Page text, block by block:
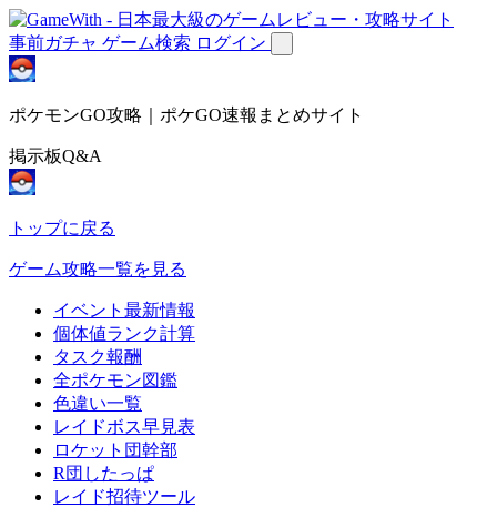
事前ガチャ ゲーム検索 ログイン
ポケモンGO攻略｜ポケGO速報まとめサイト
掲示板Q&A
トップに戻る
ゲーム攻略一覧を見る
イベント最新情報
個体値ランク計算
タスク報酬
全ポケモン図鑑
色違い一覧
レイドボス早見表
ロケット団幹部
R団したっぱ
レイド招待ツール